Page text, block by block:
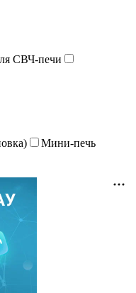
СВЧ-печи
Мини-печь